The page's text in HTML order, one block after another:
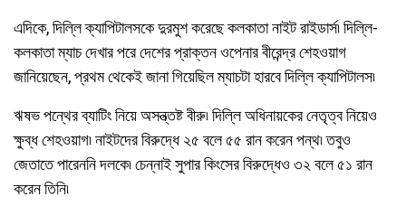
এদিকে, দিল্লি ক্যাপিটালসকে দুরমুশ করেছে কলকাতা নাইট রাইডার্স৷ দিল্লি-
কলকাতা ম্যাচ দেখার পরে দেশের প্রাক্তন ওপেনার বীরেন্দ্র শেহওয়াগ
জানিয়েছেন, প্রথম থেকেই জানা গিয়েছিল ম্যাচটা হারবে দিল্লি ক্যাপিটালস৷
ঋষভ পন্থের ব্যাটিং নিয়ে অসন্ত্তষ্ট বীরু৷ দিল্লি অধিনায়কের নেতৃত্ব নিয়েও
ক্ষুব্ধ শেহওয়াগ৷ নাইটদের বিরুদ্ধে ২৫ বলে ৫৫ রান করেন পন্থ৷ তবুও
জেতাতে পারেননি দলকে৷ চেন্নাই সুপার কিংসের বিরুদ্ধেও ৩২ বলে ৫১ রান
করেন তিনি৷